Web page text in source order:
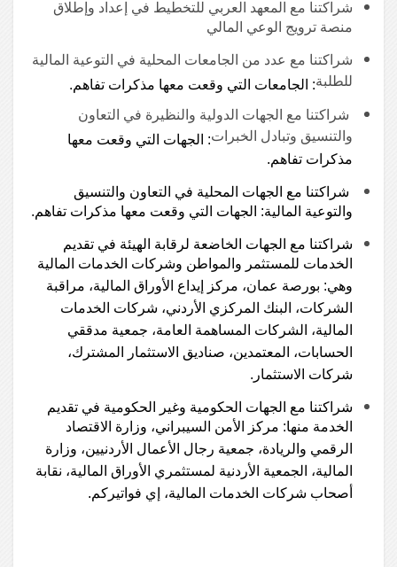
شراكتنا مع المعهد العربي للتخطيط في إعداد وإطلاق
منصة ترويج الوعي المالي
شراكتنا مع عدد من الجامعات المحلية في التوعية المالية
للطلبة: الجامعات التي وقعت معها مذكرات تفاهم.
شراكتنا مع الجهات الدولية والنظيرة في التعاون
والتنسيق وتبادل الخبرات: الجهات التي وقعت معها
مذكرات تفاهم.
شراكتنا مع الجهات المحلية في التعاون والتنسيق
والتوعية المالية: الجهات التي وقعت معها مذكرات تفاهم.
شراكتنا مع الجهات الخاضعة لرقابة الهيئة في تقديم
الخدمات للمستثمر والمواطن وشركات الخدمات المالية
وهي: بورصة عمان، مركز إيداع الأوراق المالية، مراقبة
الشركات، البنك المركزي الأردني، شركات الخدمات
المالية، الشركات المساهمة العامة، جمعية مدققي
الحسابات، المعتمدين، صناديق الاستثمار المشترك،
شركات الاستثمار.
شراكتنا مع الجهات الحكومية وغير الحكومية في تقديم
الخدمة منها: مركز الأمن السيبراني، وزارة الاقتصاد
الرقمي والريادة، جمعية رجال الأعمال الأردنيين، وزارة
المالية، الجمعية الأردنية لمستثمري الأوراق المالية، نقابة
أصحاب شركات الخدمات المالية، إي فواتيركم.